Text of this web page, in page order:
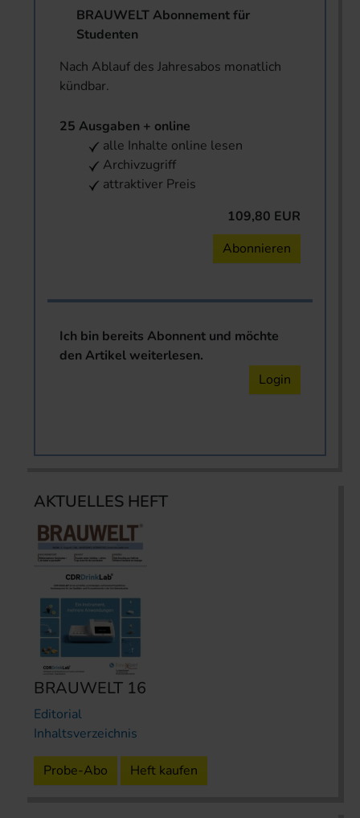
BRAUWELT Abonnement für
Studenten
Nach Ablauf des Jahresabos monatlich
kündbar.
25 Ausgaben + online
alle Inhalte online lesen
Archivzugriff
attraktiver Preis
109,80 EUR
Abonnieren
Ich bin bereits Abonnent und möchte
den Artikel weiterlesen.
Login
AKTUELLES HEFT
BRAUWELT 16
Editorial
Inhaltsverzeichnis
Probe-Abo Heft kaufen